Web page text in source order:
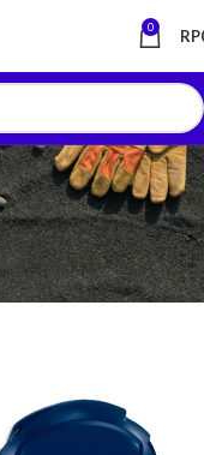
0 RP
Menampilkan semua 3 hasil